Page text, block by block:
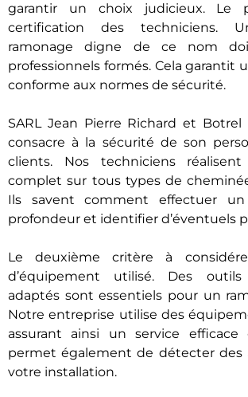
garantir un choix judicieux. Le
certification des techniciens.
ramonage digne de ce nom
professionnels formés. Cela garantit
conforme aux normes de sécurité.
SARL Jean Pierre Richard et Botrel
consacre à la sécurité de son
clients. Nos techniciens
complet sur tous types de
Ils savent comment effectuer
profondeur et identifier d’éventuels
Le deuxième critère à
d’équipement utilisé. Des
adaptés sont essentiels pour un
Notre entreprise utilise des
assurant ainsi un service efficace
permet également de détecter des
votre installation.